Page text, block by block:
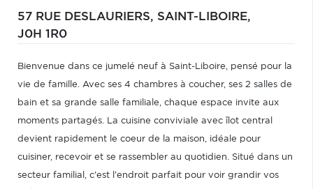
57 RUE DESLAURIERS, SAINT-LIBOIRE,
J0H 1R0
Bienvenue dans ce jumelé neuf à Saint-Liboire, pensé pour la
vie de famille. Avec ses 4 chambres à coucher, ses 2 salles de
bain et sa grande salle familiale, chaque espace invite aux
moments partagés. La cuisine conviviale avec îlot central
devient rapidement le coeur de la maison, idéale pour
cuisiner, recevoir et se rassembler au quotidien. Situé dans un
secteur familial, c'est l'endroit parfait pour voir grandir vos